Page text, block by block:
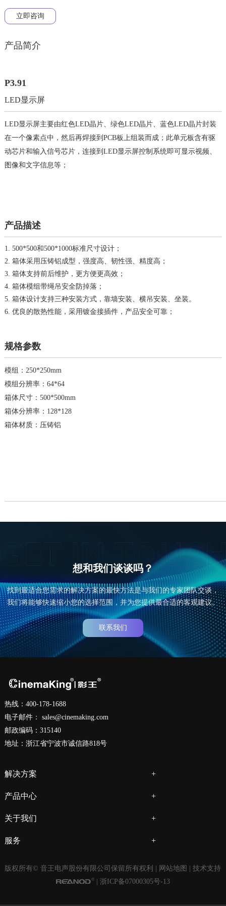
立即咨询
产品简介
P3.91
LED显示屏
LED显示屏主要由红色LED晶片、绿色LED晶片、蓝色LED晶片封装
在一个像素点中，然后再焊接到PCB板上组装而成；此单元板含有驱
动芯片和输入信号芯片，连接到LED显示屏控制系统即可显示视频、
图像和文字信息等；
产品描述
1. 500*500和500*1000标准尺寸设计；
2. 箱体采用压铸铝成型，强度高、韧性强、精度高；
3. 箱体支持前后维护，更方便更高效；
4. 箱体模组带绳吊安全防掉落；
5. 箱体设计支持三种安装方式，靠墙安装、横吊安装、坐装。
6. 优良的散热性能，采用镀金接插件，产品安全可靠；
规格参数
模组：250*250mm
模组分辨率：64*64
箱体尺寸：500*500mm
箱体分辨率：128*128
箱体材质：压铸铝
想和我们谈谈吗？
找到最适合您需求的解决方案的最快方法是与我们的专家团队交谈，
我们将能够快速缩小您的选择范围，并为您提供最合适的客观建议。
联系我们
热线：400-178-1688
电子邮件： sales@cinemaking.com
邮政编码：315140
地址：浙江省宁波市诚信路818号
解决方案
产品中心
关于我们
服务
版权所有© 音王电声股份有限公司保留所有权利 | 网站地图
| 技术支持
浙ICP备07000305号-13